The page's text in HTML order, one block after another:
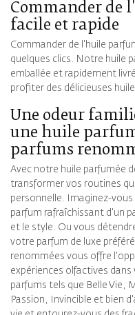
Commander de
facile et rapide
Commander de l'huile
quelques clics. Notre huile
emballée et rapidement
profiter des délicieuses
Une odeur
une huile
parfums
Avec notre huile parfumée
transformer vos routines
personnelle. Imaginez-
parfum rafraîchissant d'un
et le style. Ou vous
votre parfum de luxe
renommées vous offre
expériences olfactives
parfums tels que Belle Vie,
Passion, Invincible et bien